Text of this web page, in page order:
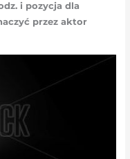
i pozycja dla
przez aktor